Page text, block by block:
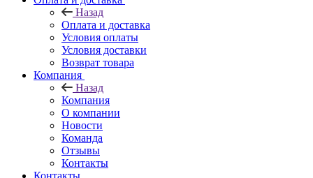
Назад
Оплата и доставка
Условия оплаты
Условия доставки
Возврат товара
Компания
Назад
Компания
О компании
Новости
Команда
Отзывы
Контакты
Контакты